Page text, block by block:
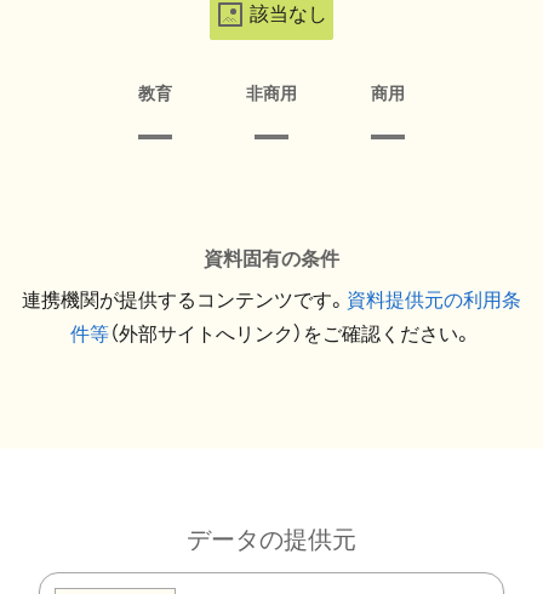
該当なし
教育 非商用 商用
資料固有の条件
連携機関が提供するコンテンツです。 資料提供元の利用条
件等（外部サイトへリンク）をご確認ください。
データの提供元